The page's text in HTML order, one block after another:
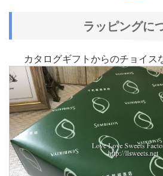
ラッピングに
カタログギフトからのチョイス